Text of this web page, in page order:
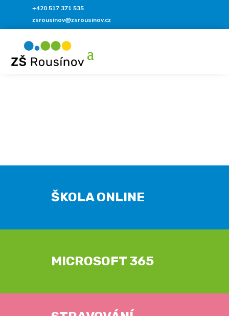
+420 517 371 535
zsrousinov@zsrousinov.cz
ŠKOLA ONLINE
MICROSOFT 365